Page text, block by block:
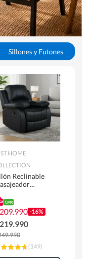
Sillones y Futones
Racks y Muebles TV
HOME
Reclinable
91x101x94
Negro
209.990 -16%
219.990
(149)